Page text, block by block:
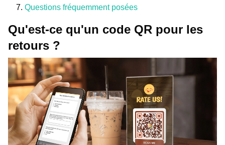
Questions fréquemment posées
Qu'est-ce qu'un code QR pour les
retours ?